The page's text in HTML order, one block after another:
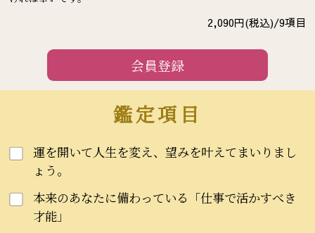
2,090円(税込)/9項目
会員登録
鑑定項目
運を開いて人生を変え、望みを叶えてまいりまし
ょう。
本来のあなたに備わっている「仕事で活かすべき
才能」